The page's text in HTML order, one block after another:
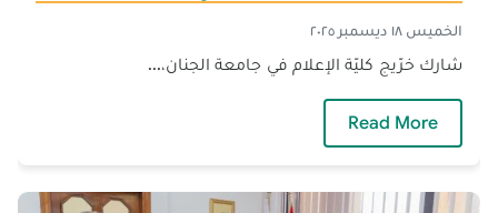
الخميس ١٨ ديسمبر ٢٠٢٥
شارك خرّيج كليّة الإعلام في جامعة الجنان،...
Read More